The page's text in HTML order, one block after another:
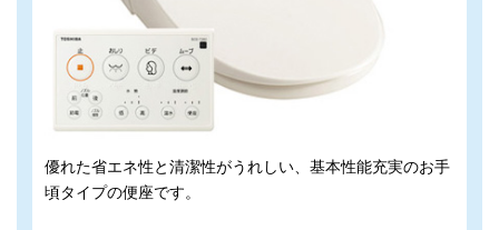
優れた省エネ性と清潔性がうれしい、基本性能充実のお手
頃タイプの便座です。